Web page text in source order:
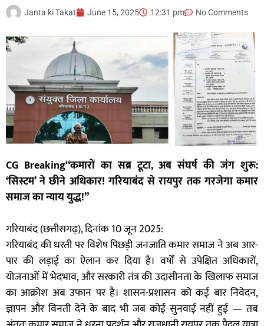
Janta ki Takat June 15, 2025 12:31 pm No Comments
CG Breaking“कमारों का सब्र टूटा, अब संघर्ष की जंग शुरू:
‘सिस्टम’ ने छीने अधिकार! गरियाबंद से रायपुर तक गरजेगा कमार
समाज का न्याय युद्ध!”
गरियाबंद (छत्तीसगढ़), दिनांक 10 जून 2025:
गरियाबंद की धरती पर विशेष पिछड़ी जनजाति कमार समाज ने अब आर-
पार की लड़ाई का ऐलान कर दिया है। वर्षों से उपेक्षित अधिकारों,
योजनाओं में भेदभाव, और सरकारी तंत्र की उदासीनता के खिलाफ समाज
का आक्रोश अब उफान पर है। शासन-प्रशासन को कई बार निवेदन,
ज्ञापन और विनती देने के बाद भी जब कोई सुनवाई नहीं हुई — तब